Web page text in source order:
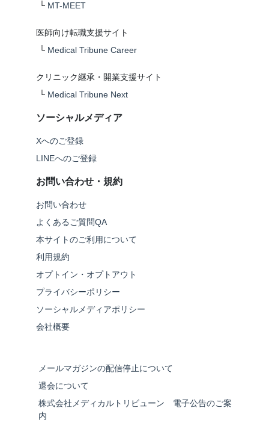
└ MT-MEET
医師向け転職支援サイト
└ Medical Tribune Career
クリニック継承・開業支援サイト
└ Medical Tribune Next
ソーシャルメディア
Xへのご登録
LINEへのご登録
お問い合わせ・規約
お問い合わせ
よくあるご質問QA
本サイトのご利用について
利用規約
オプトイン・オプトアウト
プライバシーポリシー
ソーシャルメディアポリシー
会社概要
メールマガジンの配信停止について
退会について
株式会社メディカルトリビューン 電子公告のご案
内